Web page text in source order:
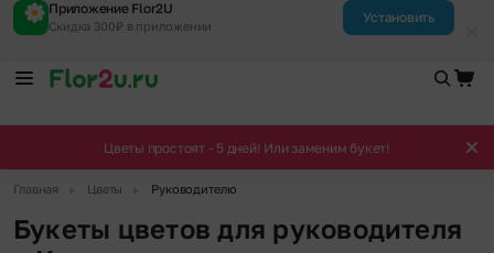
Приложение Flor2U
Скидка 300₽ в приложении
Установить
Цветы простоят - 5 дней! Или заменим букет!
Главная Цветы Руководителю
Букеты цветов для руководителя